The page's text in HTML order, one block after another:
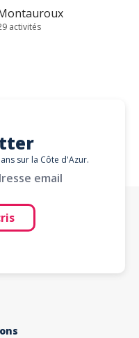
activités
sur la Côte d'Azur.
email